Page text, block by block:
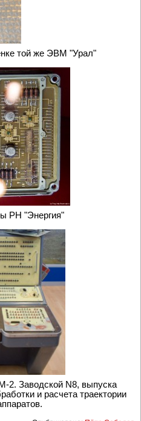
той же ЭВМ "Урал"
РН "Энергия"
Заводской N8, выпуска
и расчета траектории